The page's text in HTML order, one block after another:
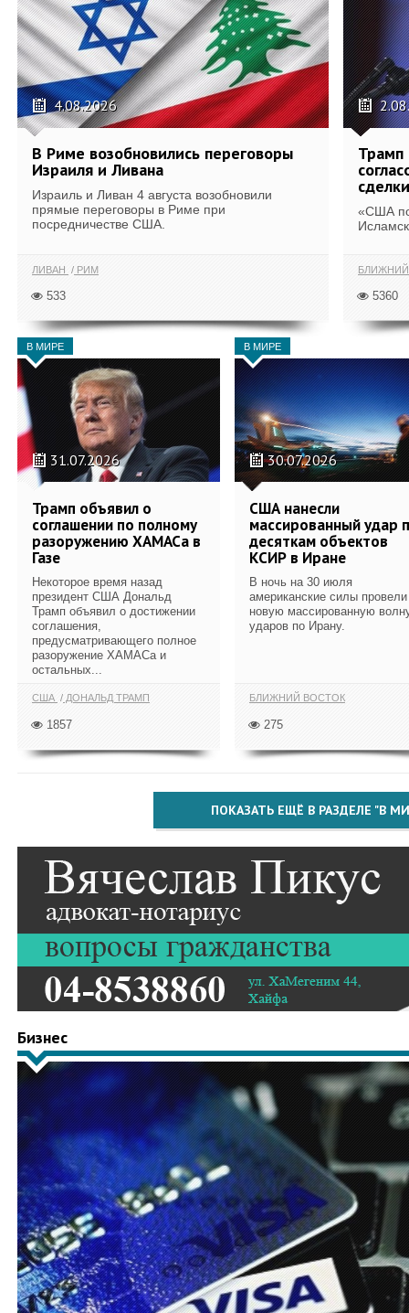
4.08.2026
В Риме возобновились переговоры
Израиля и Ливана
Израиль и Ливан 4 августа возобновили
прямые переговоры в Риме при
посредничестве США.
ЛИВАН РИМ
533
Трамп
сделки
«США
5360
В МИРЕ
31.07.2026
Трамп объявил о
соглашении по полному
разоружению ХАМАСа в
Газе
Некоторое время назад
президент США Дональд
Трамп объявил о достижении
соглашения,
предусматривающего полное
разоружение ХАМАСа и
остальных...
США ДОНАЛЬД ТРАМП
1857
В МИРЕ
30.07.2026
США нанесли
массированный удар
десяткам объектов
КСИР в Иране
В ночь на 30 июля
американские силы провели
новую массированную
ударов по Ирану.
БЛИЖНИЙ ВОСТОК
275
ПОКАЗАТЬ ЕЩЁ В РАЗДЕЛЕ "В
Бизнес